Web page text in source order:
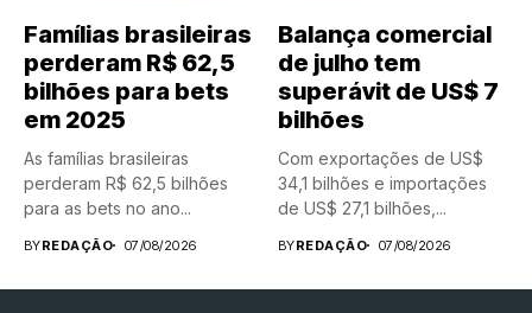
Famílias brasileiras
perderam R$ 62,5
bilhões para bets
em 2025
As famílias brasileiras
perderam R$ 62,5 bilhões
para as bets no ano...
BYREDAÇÃO 07/08/2026
Balança comercial
de julho tem
superávit de US$ 7
bilhões
Com exportações de US$
34,1 bilhões e importações
de US$ 27,1 bilhões,...
BYREDAÇÃO 07/08/2026